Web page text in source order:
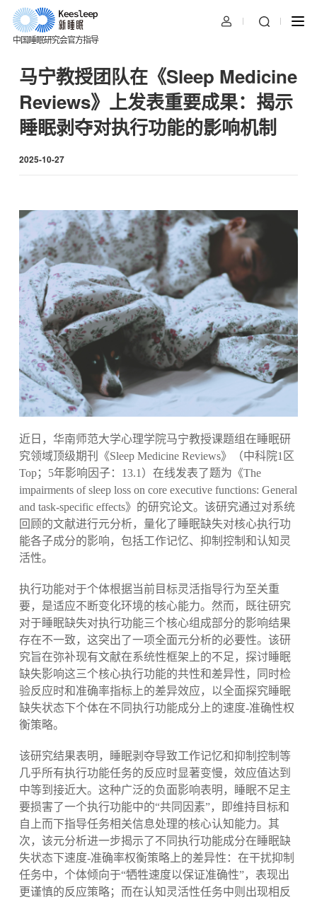
中国睡眠研究会官方指导
马宁教授团队在《Sleep Medicine
Reviews》上发表重要成果：揭示
睡眠剥夺对执行功能的影响机制
2025-10-27
近日，华南师范大学心理学院马宁教授课题组在睡眠研
究领域顶级期刊《Sleep Medicine Reviews》（中科院1区
Top；5年影响因子：13.1）在线发表了题为《The
impairments of sleep loss on core executive functions: General
and task-specific effects》的研究论文。该研究通过对系统
回顾的文献进行元分析，量化了睡眠缺失对核心执行功
能各子成分的影响，包括工作记忆、抑制控制和认知灵
活性。
执行功能对于个体根据当前目标灵活指导行为至关重
要，是适应不断变化环境的核心能力。然而，既往研究
对于睡眠缺失对执行功能三个核心组成部分的影响结果
存在不一致，这突出了一项全面元分析的必要性。该研
究旨在弥补现有文献在系统性框架上的不足，探讨睡眠
缺失影响这三个核心执行功能的共性和差异性，同时检
验反应时和准确率指标上的差异效应，以全面探究睡眠
缺失状态下个体在不同执行功能成分上的速度-准确性权
衡策略。
该研究结果表明，睡眠剥夺导致工作记忆和抑制控制等
几乎所有执行功能任务的反应时显著变慢，效应值达到
中等到接近大。这种广泛的负面影响表明，睡眠不足主
要损害了一个执行功能中的“共同因素”，即维持目标和
自上而下指导任务相关信息处理的核心认知能力。其
次，该元分析进一步揭示了不同执行功能成分在睡眠缺
失状态下速度-准确率权衡策略上的差异性：在干扰抑制
任务中，个体倾向于“牺牲速度以保证准确性”，表现出
更谨慎的反应策略；而在认知灵活性任务中则出现相反